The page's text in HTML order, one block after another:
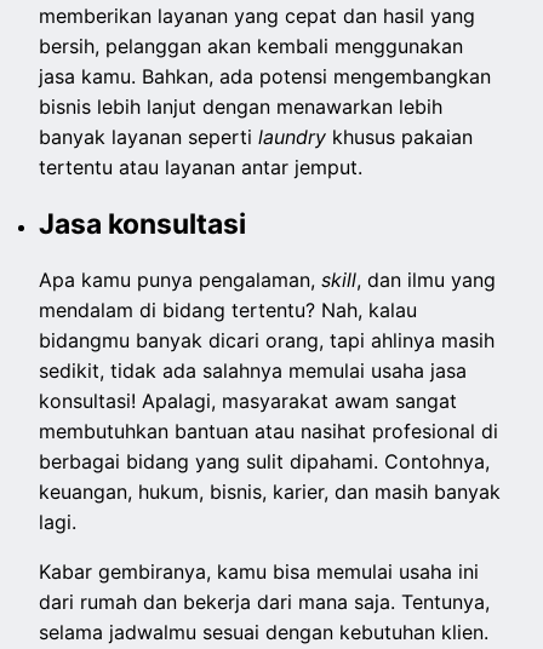
memberikan layanan yang cepat dan hasil yang
bersih, pelanggan akan kembali menggunakan
jasa kamu. Bahkan, ada potensi mengembangkan
bisnis lebih lanjut dengan menawarkan lebih
banyak layanan sepertilaundry khusus pakaian
tertentu atau layanan antar jemput.
Jasa konsultasi
Apa kamu punya pengalaman,skill, dan ilmu yang
mendalam di bidang tertentu? Nah, kalau
bidangmu banyak dicari orang, tapi ahlinya masih
sedikit, tidak ada salahnya memulai usaha jasa
konsultasi! Apalagi, masyarakat awam sangat
membutuhkan bantuan atau nasihat profesional di
berbagai bidang yang sulit dipahami. Contohnya,
keuangan, hukum, bisnis, karier, dan masih banyak
lagi.
Kabar gembiranya, kamu bisa memulai usaha ini
dari rumah dan bekerja dari mana saja. Tentunya,
selama jadwalmu sesuai dengan kebutuhan klien.